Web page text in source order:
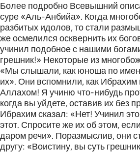
Более подробно Всевышний
суре «Аль-Анбийа». Когда
разбитых идолов, то стали
же осмелился осквернить их
учинил подобное с нашими
грешник!» Некоторые из
«Мы слышали, как юноша по
их». Они вспомнили, как Ибрахим
Аллахом! Я учиню что-нибудь
когда вы уйдете, оставив их без
Ибрахим сказал: «Нет! Учинил
этот. Спросите же их об этом,
даром речи». Поразмыслив, они
другу: «Воистину, вы суть